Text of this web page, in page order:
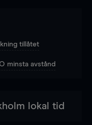
tillåtet
minsta avstånd
lokal tid